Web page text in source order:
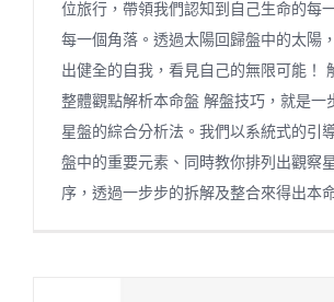
位旅行，帶領我們認知到自己生命的每
每一個角落。透過太陽回歸盤中的太陽
出健全的自我，看見自己的無限可能！
整體觀點解析本命盤 解盤技巧，就是一
星盤的綜合分析法。我們以系統式的引
盤中的重要元素、同時教你排列出觀察
序，透過一步步的拆解及整合來得出本